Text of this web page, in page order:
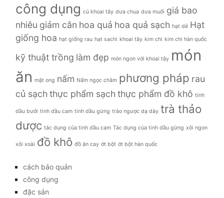
công dụng củ khoai tây dưa chua dưa muối giá bao
nhiêu giảm cân hoa quả hoa quả sạch hạt dẻ Hạt
giống hoa hạt giống rau hạt sachi khoai tây kim chi kim chi hàn quốc
kỹ thuật trồng làm đẹp món ngon với khoai tây món
ăn mật ong nấm Nấm ngọc châm phương pháp rau
củ sạch thực phẩm sạch thực phẩm đồ khô tinh
dầu bưởi tinh dầu cam tinh dầu gừng trào ngược dạ dày trà thảo
dược tác dụng của tinh dầu cam Tác dụng của tinh dầu gừng xôi ngon
xôi xoài đồ khô đồ ăn cay ớt bột ớt bột hàn quốc
cách bảo quản
công dụng
đặc sản